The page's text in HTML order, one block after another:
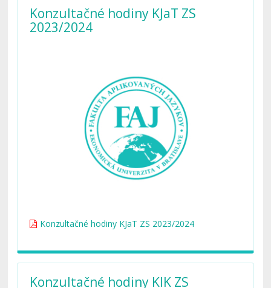
Konzultačné hodiny KJaT ZS
2023/2024
Konzultačné hodiny KJaT ZS 2023/2024
Konzultačné hodiny KIK ZS